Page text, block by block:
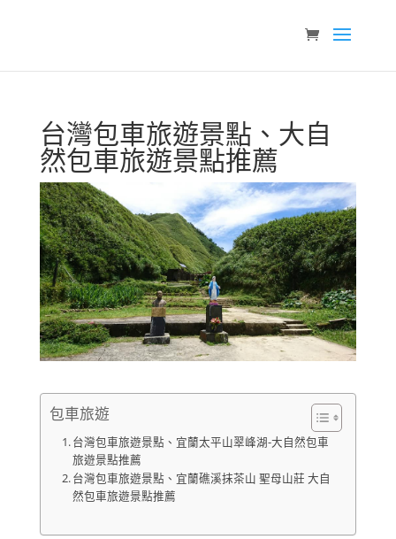
台灣包車旅遊景點、大自
然包車旅遊景點推薦
包車旅遊
台灣包車旅遊景點、宜蘭太平山翠峰湖-大自然包車
旅遊景點推薦
台灣包車旅遊景點、宜蘭礁溪抹茶山 聖母山莊 大自
然包車旅遊景點推薦